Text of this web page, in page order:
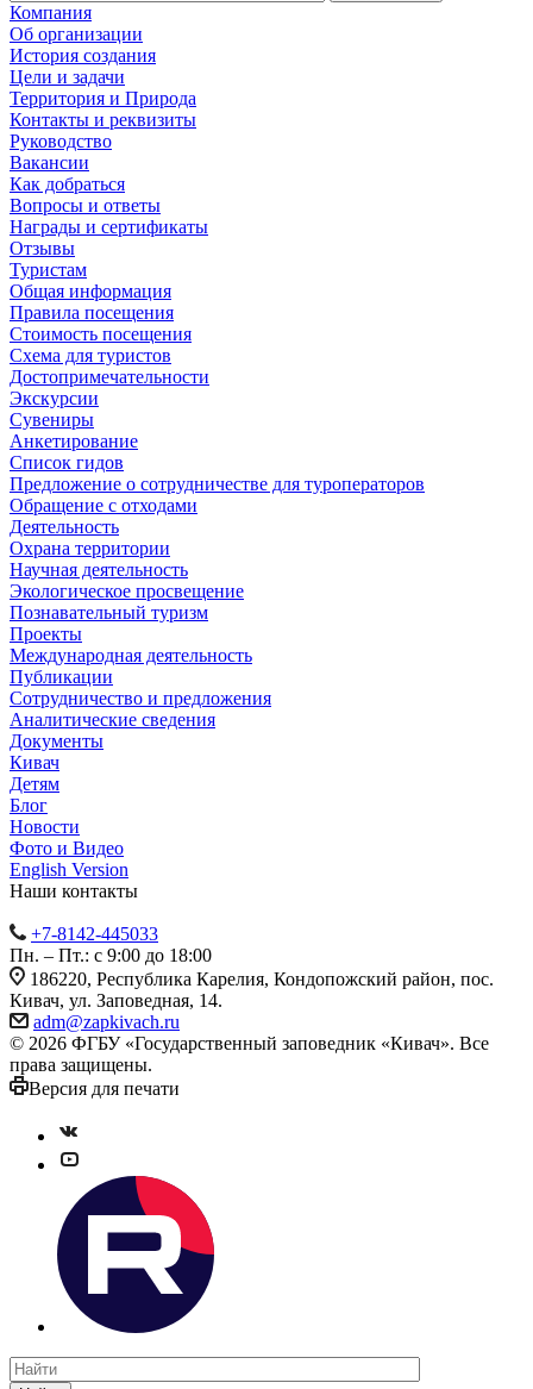
Компания
Об организации
История создания
Цели и задачи
Территория и Природа
Контакты и реквизиты
Руководство
Вакансии
Как добраться
Вопросы и ответы
Награды и сертификаты
Отзывы
Туристам
Общая информация
Правила посещения
Стоимость посещения
Схема для туристов
Достопримечательности
Экскурсии
Сувениры
Анкетирование
Список гидов
Предложение о сотрудничестве для туроператоров
Обращение с отходами
Деятельность
Охрана территории
Научная деятельность
Экологическое просвещение
Познавательный туризм
Проекты
Международная деятельность
Публикации
Сотрудничество и предложения
Аналитические сведения
Документы
Кивач
Детям
Блог
Новости
Фото и Видео
English Version
Наши контакты
+7-8142-445033
Пн. – Пт.: с 9:00 до 18:00
186220, Республика Карелия, Кондопожский район, пос.
Кивач, ул. Заповедная, 14.
adm@zapkivach.ru
© 2026 ФГБУ «Государственный заповедник «Кивач». Все
права защищены.
Версия для печати